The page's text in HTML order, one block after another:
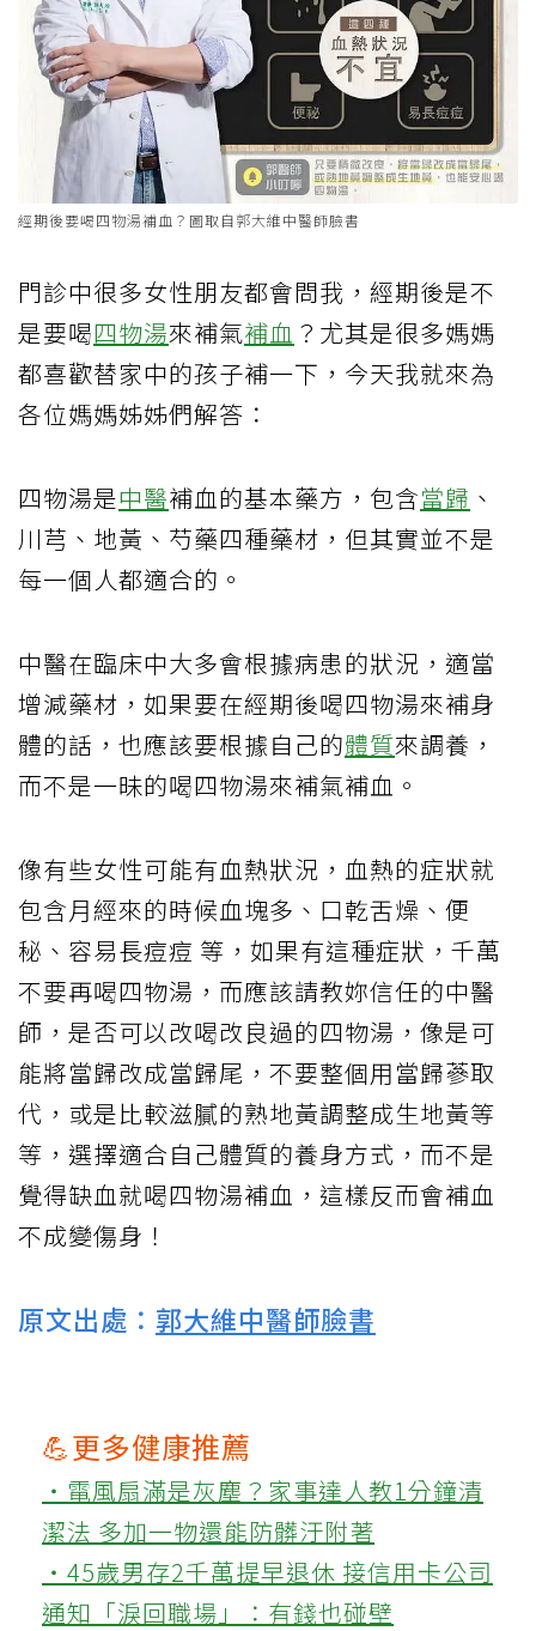
經期後要喝四物湯補血？圖取自郭大維中醫師臉書
門診中很多女性朋友都會問我，經期後是不
是要喝四物湯來補氣補血 ？尤其是很多媽媽
都喜歡替家中的孩子補一下，今天我就來為
各位媽媽姊姊們解答：
四物湯是中醫補血的基本藥方，包含當歸 、
川芎、地黃、芍藥四種藥材，但其實並不是
每一個人都適合的。
中醫在臨床中大多會根據病患的狀況，適當
增減藥材，如果要在經期後喝四物湯來補身
體的話，也應該要根據自己的體質來調養，
而不是一昧的喝四物湯來補氣補血。
像有些女性可能有血熱狀況，血熱的症狀就
包含月經來的時候血塊多、口乾舌燥、便
秘、容易長痘痘 等，如果有這種症狀，千萬
不要再喝四物湯，而應該請教妳信任的中醫
師，是否可以改喝改良過的四物湯，像是可
能將當歸改成當歸尾，不要整個用當歸蔘取
代，或是比較滋膩的熟地黃調整成生地黃等
等，選擇適合自己體質的養身方式，而不是
覺得缺血就喝四物湯補血，這樣反而會補血
不成變傷身！
原文出處： 郭大維中醫師臉書
💪更多健康推薦
‧電風扇滿是灰塵？家事達人教1分鐘清
潔法 多加一物還能防髒汙附著
‧45歲男存2千萬提早退休 接信用卡公司
通知「淚回職場」：有錢也碰壁